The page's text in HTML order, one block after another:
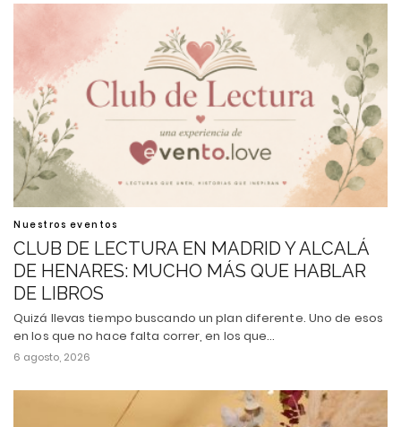
Nuestros eventos
CLUB DE LECTURA EN MADRID Y ALCALÁ
DE HENARES: MUCHO MÁS QUE HABLAR
DE LIBROS
Quizá llevas tiempo buscando un plan diferente. Uno de esos
en los que no hace falta correr, en los que…
6 agosto, 2026